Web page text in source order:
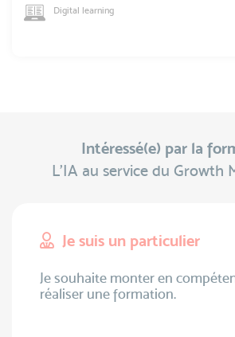
Digital learning
Intéressé(e) par la
L’IA au service du Growth
Je suis un particulier
Je souhaite monter en
réaliser une formation.